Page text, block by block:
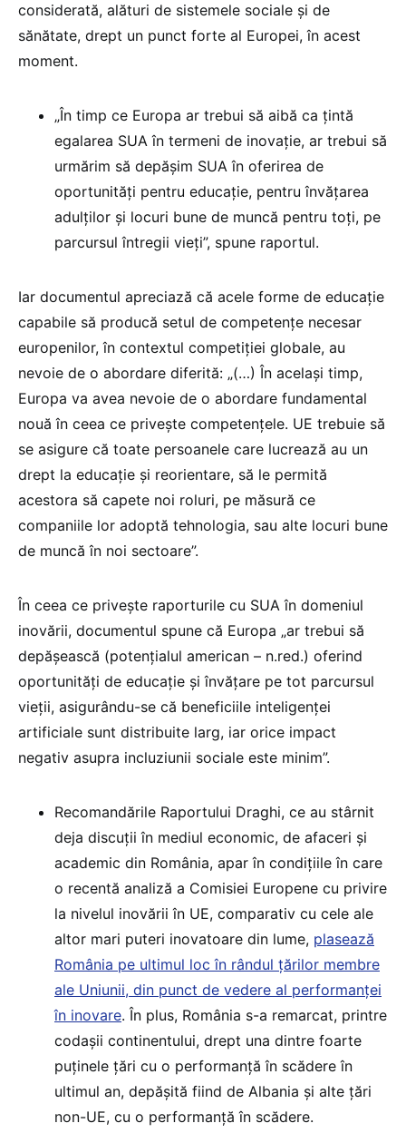
considerată, alături de sistemele sociale și de
sănătate, drept un punct forte al Europei, în acest
moment.
„În timp ce Europa ar trebui să aibă ca țintă
egalarea SUA în termeni de inovație, ar trebui să
urmărim să depășim SUA în oferirea de
oportunități pentru educație, pentru învățarea
adulților și locuri bune de muncă pentru toți, pe
parcursul întregii vieți”, spune raportul.
Iar documentul apreciază că acele forme de educație
capabile să producă setul de competențe necesar
europenilor, în contextul competiției globale, au
nevoie de o abordare diferită: „(…) În același timp,
Europa va avea nevoie de o abordare fundamental
nouă în ceea ce privește competențele. UE trebuie să
se asigure că toate persoanele care lucrează au un
drept la educație și reorientare, să le permită
acestora să capete noi roluri, pe măsură ce
companiile lor adoptă tehnologia, sau alte locuri bune
de muncă în noi sectoare”.
În ceea ce privește raporturile cu SUA în domeniul
inovării, documentul spune că Europa „ar trebui să
depășească (potențialul american – n.red.) oferind
oportunități de educație și învățare pe tot parcursul
vieții, asigurându-se că beneficiile inteligenței
artificiale sunt distribuite larg, iar orice impact
negativ asupra incluziunii sociale este minim”.
Recomandările Raportului Draghi, ce au stârnit
deja discuții în mediul economic, de afaceri și
academic din România, apar în condițiile în care
o recentă analiză a Comisiei Europene cu privire
la nivelul inovării în UE, comparativ cu cele ale
altor mari puteri inovatoare din lume, plasează
România pe ultimul loc în rândul țărilor membre
ale Uniunii, din punct de vedere al performanței
în inovare. În plus, România s-a remarcat, printre
codașii continentului, drept una dintre foarte
puținele țări cu o performanță în scădere în
ultimul an, depășită fiind de Albania și alte țări
non-UE, cu o performanță în scădere.